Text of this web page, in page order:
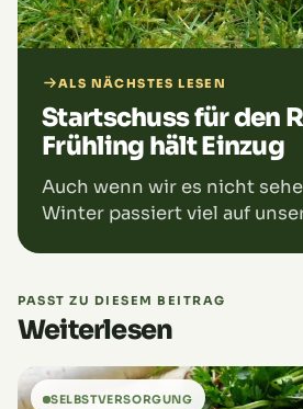
ALS NÄCHSTES LESEN
Startschuss für den
Frühling hält Einzug
Auch wenn wir es nicht
Winter passiert viel auf
abgestorbene…
PASST ZU DIESEM BEITRAG
Weiterlesen
SELBSTVERSORGUNG